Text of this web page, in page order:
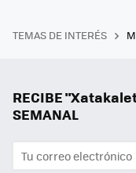
TEMAS DE INTERÉS
RECIBE
SEMANAL